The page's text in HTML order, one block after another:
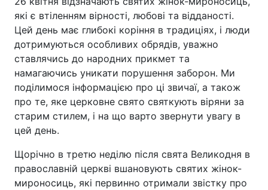
які є втіленням вірності, любові та відданості.
Цей день має глибокі коріння в традиціях, і люди
дотримуються особливих обрядів, уважно
ставлячись до народних прикмет та
намагаючись уникати порушення заборон. Ми
поділимося інформацією про ці звичаї, а також
про те, яке церковне свято святкують віряни за
старим стилем, і на що варто звернути увагу в
цей день.
Щорічно в третю неділю після свята Великодня в
православній церкві вшановують святих жінок-
мироносиць, які первинно отримали звістку про